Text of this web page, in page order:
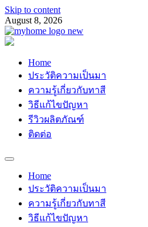
Skip to content
August 8, 2026
Home
ประวัติความเป็นมา
ความรู้เกี่ยวกับทาสี
วิธีแก้ไขปัญหา
รีวิวผลิตภัณฑ์
ติดต่อ
Home
ประวัติความเป็นมา
ความรู้เกี่ยวกับทาสี
วิธีแก้ไขปัญหา